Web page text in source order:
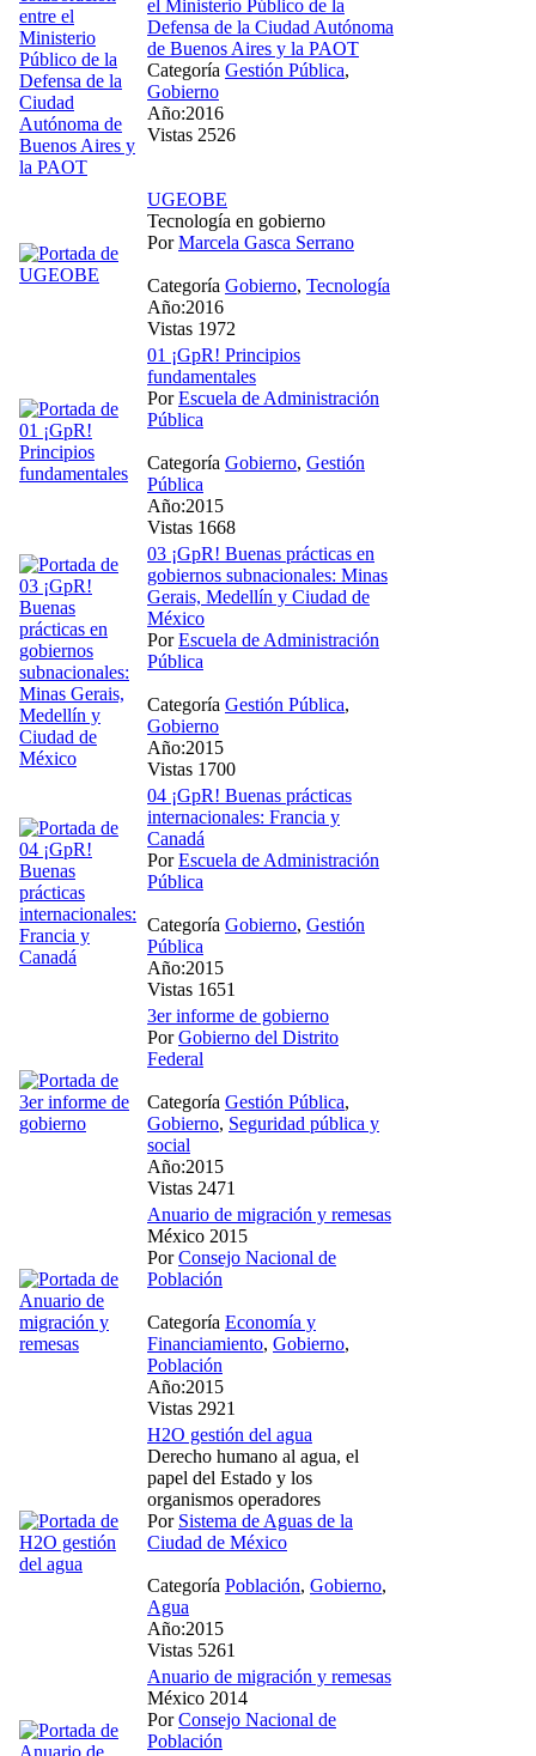
el Ministerio Público de la
Defensa de la Ciudad Autónoma
de Buenos Aires y la PAOT
Categoría Gestión Pública,
Gobierno
Año:2016
Vistas 2526
UGEOBE
Tecnología en gobierno
PorMarcela Gasca Serrano
Categoría Gobierno, Tecnología
Año:2016
Vistas 1972
01 ¡GpR! Principios
fundamentales
PorEscuela de Administración
Pública
Categoría Gobierno, Gestión
Pública
Año:2015
Vistas 1668
03 ¡GpR! Buenas prácticas en
gobiernos subnacionales: Minas
Gerais, Medellín y Ciudad de
México
PorEscuela de Administración
Pública
Categoría Gestión Pública,
Gobierno
Año:2015
Vistas 1700
04 ¡GpR! Buenas prácticas
internacionales: Francia y
Canadá
PorEscuela de Administración
Pública
Categoría Gobierno, Gestión
Pública
Año:2015
Vistas 1651
3er informe de gobierno
PorGobierno del Distrito
Federal
Categoría Gestión Pública,
Gobierno, Seguridad pública y
social
Año:2015
Vistas 2471
Anuario de migración y remesas
México 2015
PorConsejo Nacional de
Población
Categoría Economía y
Financiamiento, Gobierno,
Población
Año:2015
Vistas 2921
H2O gestión del agua
Derecho humano al agua, el
papel del Estado y los
organismos operadores
Por Sistema de Aguas de la
Ciudad de México
Categoría Población, Gobierno,
Agua
Año:2015
Vistas 5261
Anuario de migración y remesas
México 2014
PorConsejo Nacional de
Población